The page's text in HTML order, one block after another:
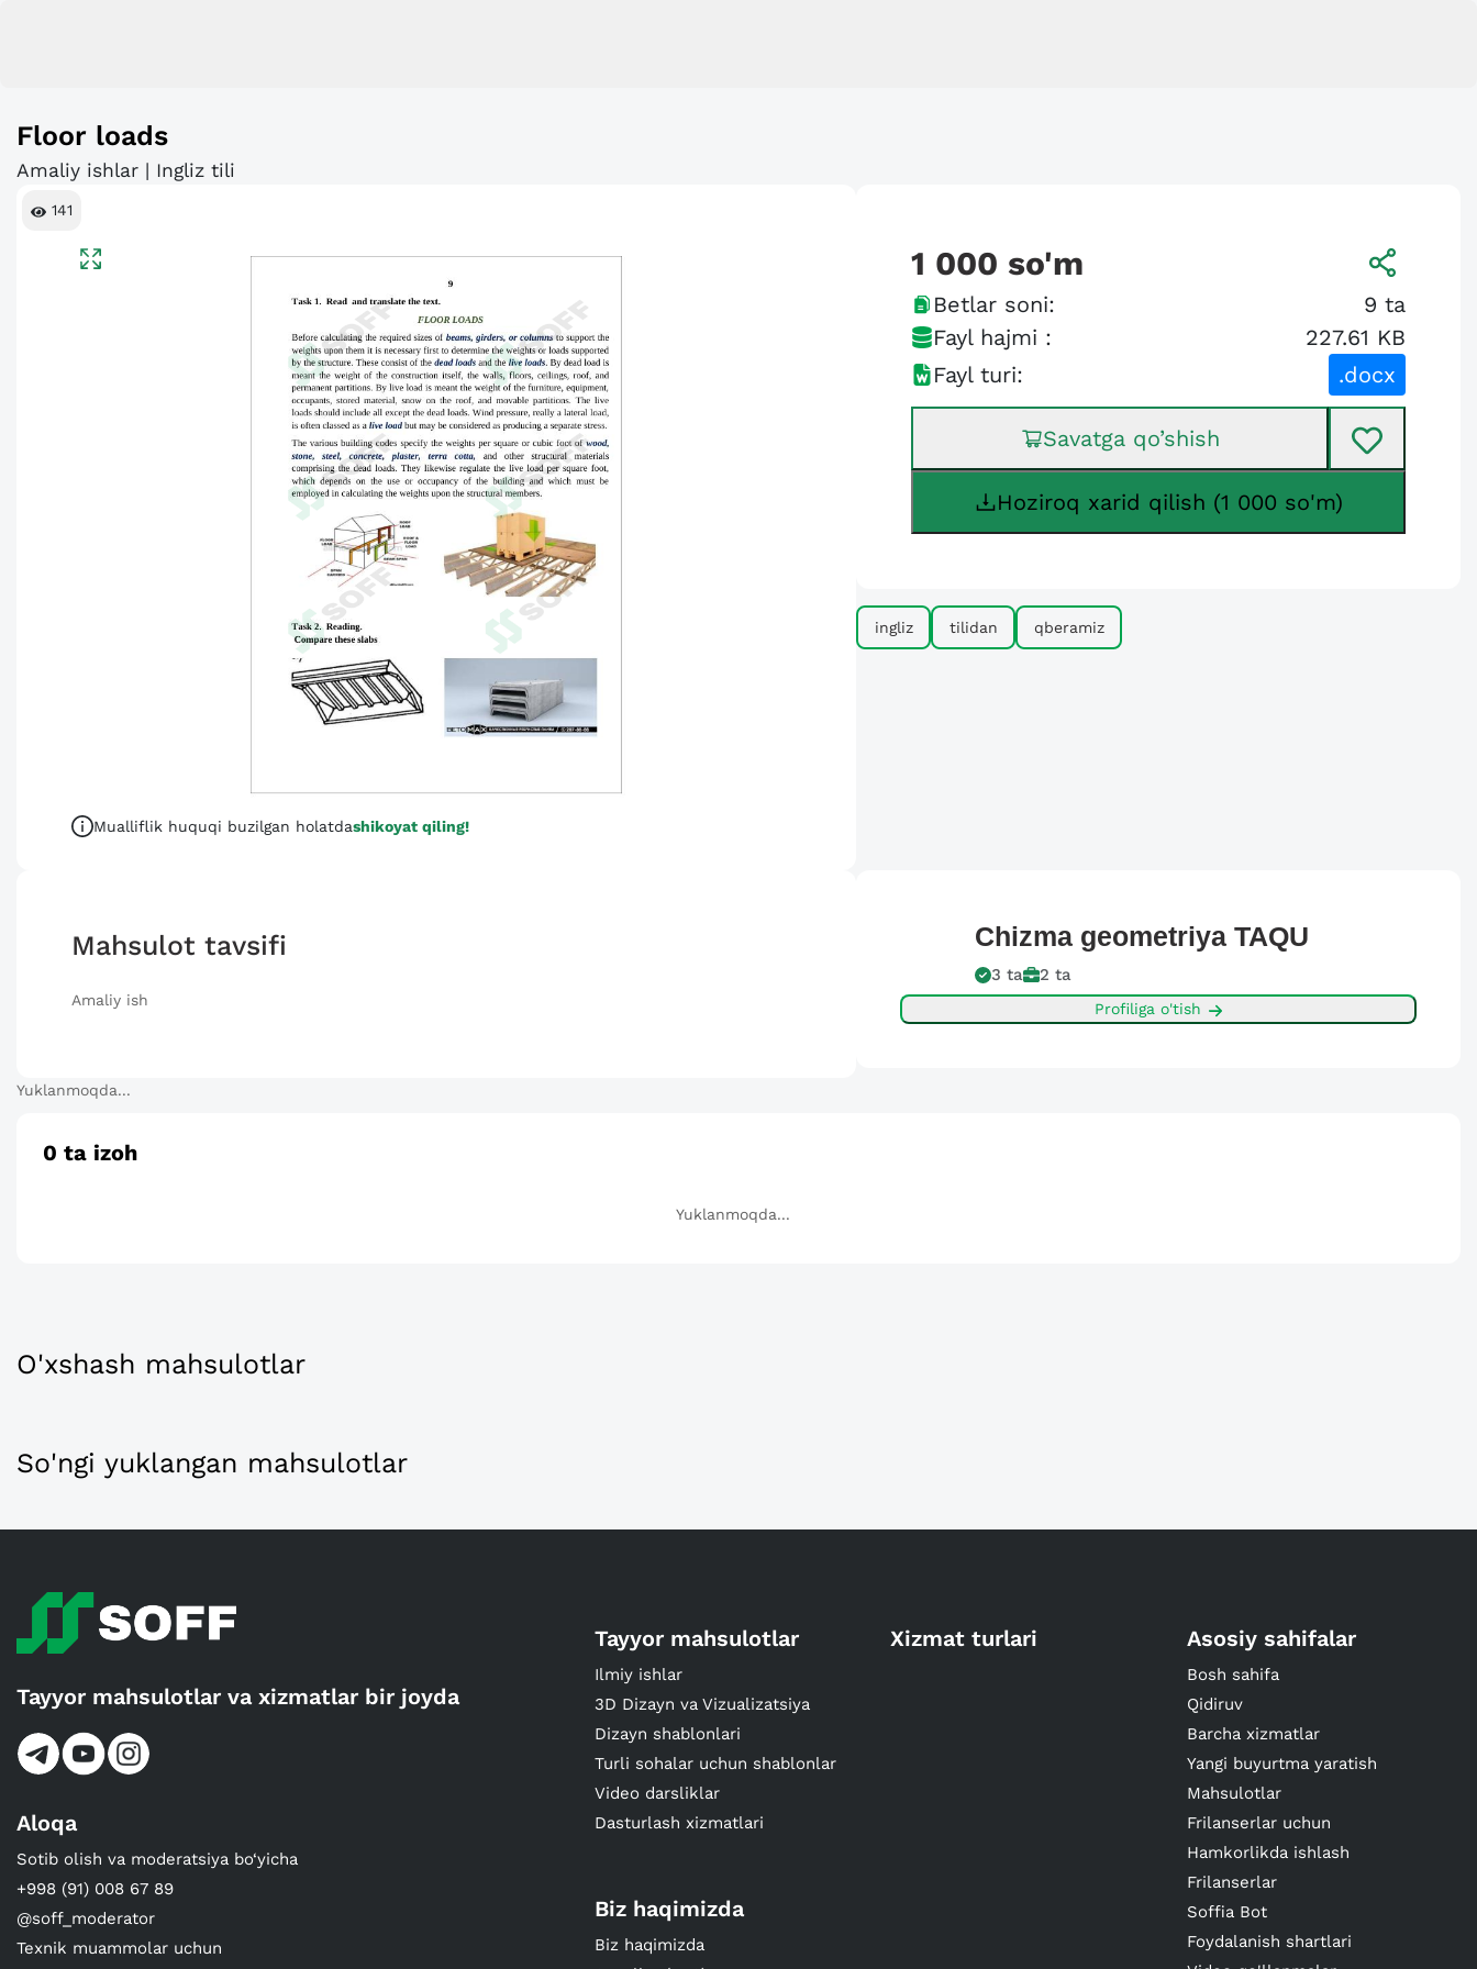
Floor loads
Amaliy ishlar | Ingliz tili
141
Mualliflik huquqi buzilgan holatdashikoyat qiling!
1 000 so'm
Betlar soni: 9 ta
Fayl hajmi :
227.61 KB
Fayl turi:
.docx
Savatga qo’shish
Hoziroq xarid qilish (1 000 so'm)
ingliz tilidan qberamiz
Mahsulot tavsifi
Amaliy ish
Chizma geometriya TAQU
3 ta 2 ta
Profiliga o'tish
Yuklanmoqda...
0 ta izoh
Yuklanmoqda...
O'xshash mahsulotlar
So'ngi yuklangan mahsulotlar
Tayyor mahsulotlar va xizmatlar bir joyda
Aloqa
Sotib olish va moderatsiya bo‘yicha
+998 (91) 008 67 89
@soff_moderator
Texnik muammolar uchun
Tayyor mahsulotlar
Ilmiy ishlar
3D Dizayn va Vizualizatsiya
Dizayn shablonlari
Turli sohalar uchun shablonlar
Video darsliklar
Dasturlash xizmatlari
Xizmat turlari Asosiy sahifalar
Bosh sahifa
Qidiruv
Barcha xizmatlar
Yangi buyurtma yaratish
Mahsulotlar
Frilanserlar uchun
Hamkorlikda ishlash
Frilanserlar
Soffia Bot
Foydalanish shartlari
Biz haqimizda
Biz haqimizda